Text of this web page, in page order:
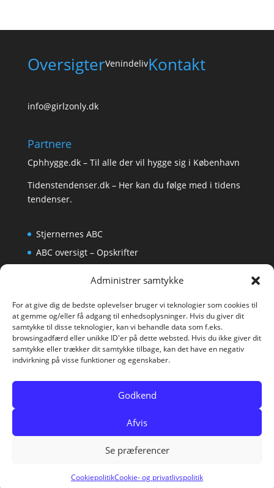
Administrer samtykke
For at give dig de bedste oplevelser bruger vi teknologier som cookies til
at gemme og/eller få adgang til enhedsoplysninger. Hvis du giver dit
samtykke til disse teknologier, kan vi behandle data som f.eks.
browsingadfærd eller unikke ID'er på dette websted. Hvis du ikke giver dit
samtykke eller trækker dit samtykke tilbage, kan det have en negativ
indvirkning på visse funktioner og egenskaber.
Godkend
Afvis
Se præferencer
CookiepolitikCookie- og privatlivspolitik
OversigterVenindelivKontakt
info@girlzonly.dk
Partnere
Cphhygge.dk– Til alle der vil hygge sig i København
Tidenstendenser.dk– Her kan du følge med i tidens
tendenser.
Stjernernes ABC
ABC oversigt – Opskrifter
1620 Kbh V